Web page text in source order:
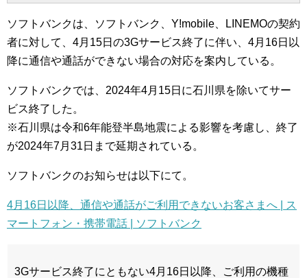
ソフトバンクは、ソフトバンク、Y!mobile、LINEMOの契約
者に対して、4月15日の3Gサービス終了に伴い、4月16日以
降に通信や通話ができない場合の対応を案内している。
ソフトバンクでは、2024年4月15日に石川県を除いてサー
ビス終了した。
※石川県は令和6年能登半島地震による影響を考慮し、終了
が2024年7月31日まで延期されている。
ソフトバンクのお知らせは以下にて。
4月16日以降、通信や通話がご利用できないお客さまへ | ス
マートフォン・携帯電話 | ソフトバンク
3Gサービス終了にともない4月16日以降、ご利用の機種